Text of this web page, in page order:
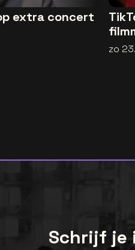
extra concert
zo
Schrijf je